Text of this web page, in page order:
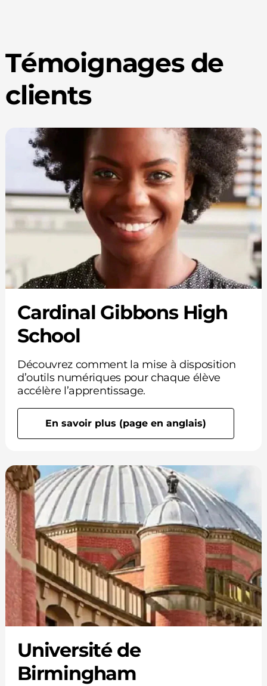
Témoignages de
clients
Cardinal Gibbons High
School
Découvrez comment la mise à disposition
d’outils numériques pour chaque élève
accélère l’apprentissage.
En savoir plus (page en anglais)
Université de
Birmingham